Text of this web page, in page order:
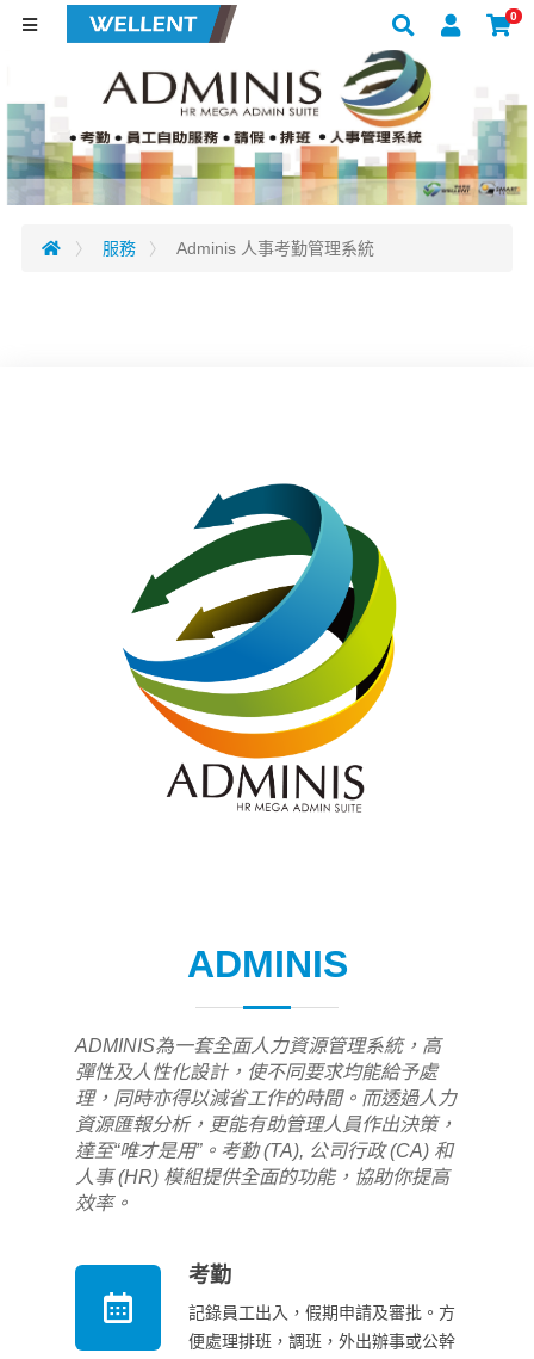
0
服務 Adminis 人事考勤管理系統
ADMINIS
ADMINIS為一套全面人力資源管理系統，高
彈性及人性化設計，使不同要求均能給予處
理，同時亦得以減省工作的時間。而透過人力
資源匯報分析，更能有助管理人員作出決策，
達至“唯才是用”。考勤 (TA), 公司行政 (CA) 和
人事 (HR) 模組提供全面的功能，協助你提高
效率。
考勤
記錄員工出入，假期申請及審批。方
便處理排班，調班，外出辦事或公幹